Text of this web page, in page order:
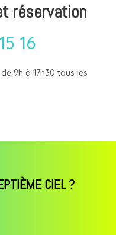
réservation
16
9h à 17h30 tous les
CIEL ?